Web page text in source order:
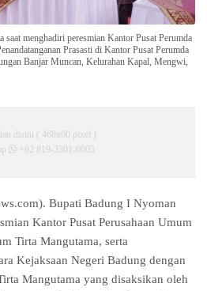
menghadiri peresmian Kantor Pusat Perumda
Prasasti di Kantor Pusat Perumda
Banjar Muncan, Kelurahan Kapal, Mengwi,
disini ( 468x60 pixel )
+62 819-3301-0005
Bupati Badung I Nyoman
Kantor Pusat Perusahaan Umum
Tirta Mangutama, serta
Kejaksaan Negeri Badung dengan
Mangutama yang disaksikan oleh